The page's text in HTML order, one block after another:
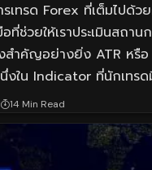
รเทรด Forex ที่เต็มไปด้ว
อที่ช่วยให้เราประเมินสถ
สำคัญอย่างยิ่ง ATR หรื
งใน Indicator ที่นักเทรด
14 Min Read